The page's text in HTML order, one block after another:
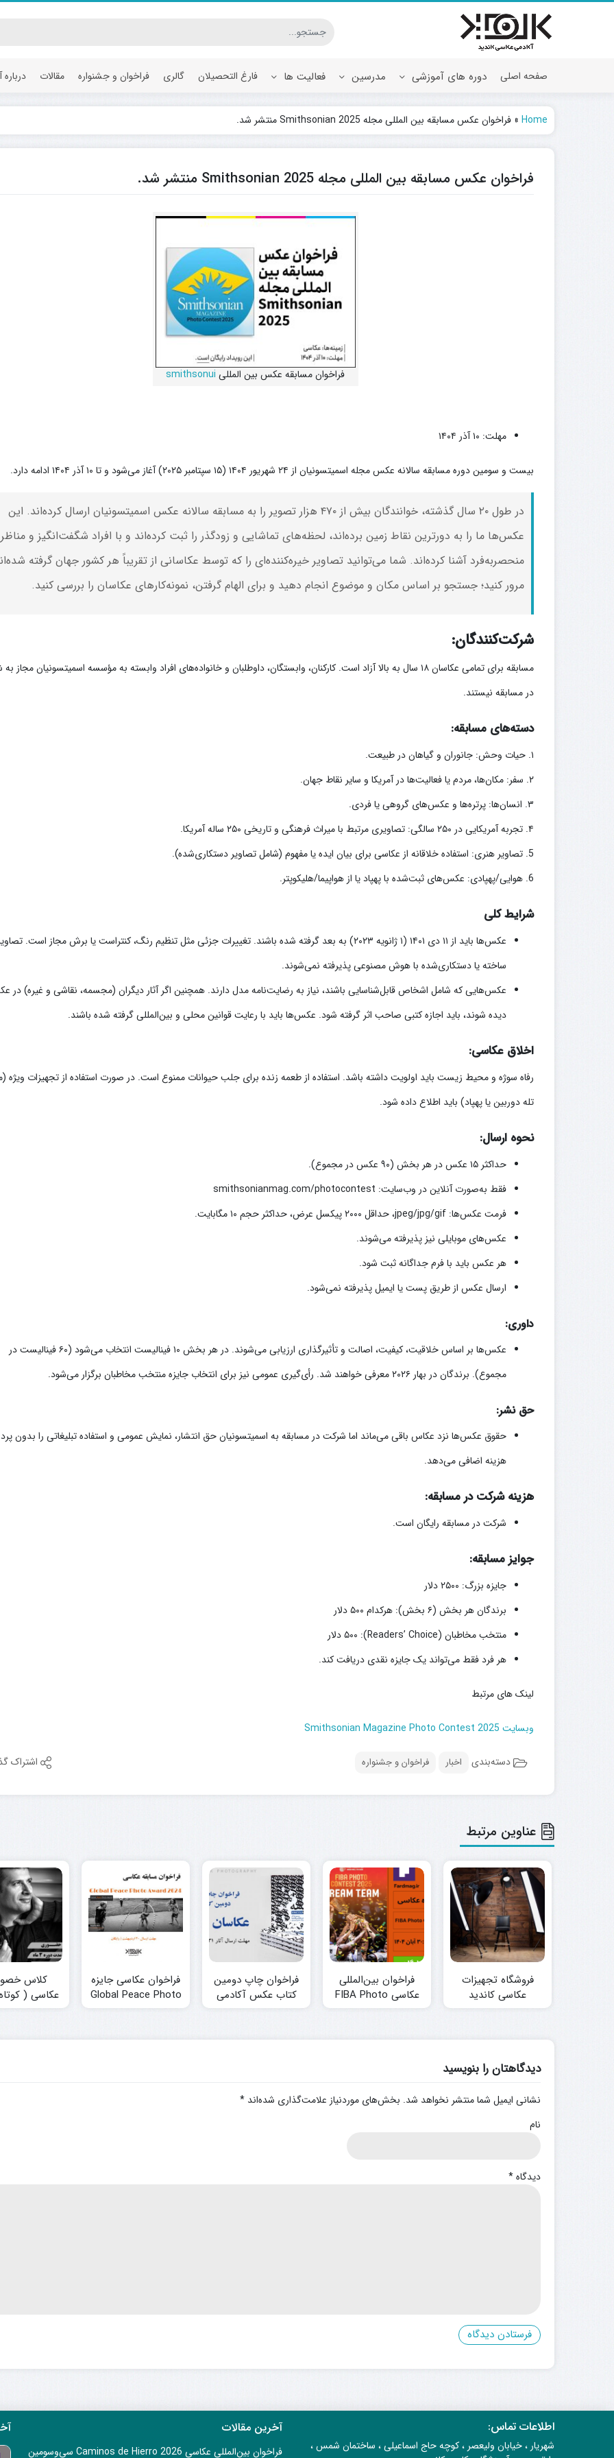
صفحه اصلی دوره های آموزشی مدرسین فعالیت ها فارغ التحصیلان گالری فراخوان و جشنواره مقالات
Home
» فراخوان عکس مسابقه بین المللی مجله Smithsonian 2025 منتشر شد.
فراخوان عکس مسابقه بین المللی مجله Smithsonian 2025 منتشر شد.
فراخوان مسابقه عکس بین المللی smithsonui
مهلت: ۱۰ آذر ۱۴۰۴
بیست و سومین دوره مسابقه سالانه عکس مجله اسمیتسونیان از ۲۴ شهریور ۱۴۰۴ (۱۵ سپتامبر ۲۰۲۵) آغاز می‌شود و تا ۱۰ آذر ۱۴۰۴ ادامه دارد.
در طول ۲۰ سال گذشته، خوانندگان بیش از ۴۷۰ هزار تصویر را به مسابقه سالانه عکس اسمیتسونیان ارسال کرده‌اند. این
عکس‌ها ما را به دورترین نقاط زمین برده‌اند، لحظه‌های تماشایی و زودگذر را ثبت کرده‌اند و با افراد شگفت‌انگیز و مناظر
منحصربه‌فرد آشنا کرده‌اند. شما می‌توانید تصاویر خیره‌کننده‌ای را که توسط عکاسانی از تقریباً هر کشور جهان گرفته
مرور کنید؛ جستجو بر اساس مکان و موضوع انجام دهید و برای الهام گرفتن، نمونه‌کارهای عکاسان را بررسی کنید.
شرکت‌کنندگان:
مسابقه برای تمامی عکاسان ۱۸ سال به بالا آزاد است. کارکنان، وابستگان، داوطلبان و خانواده‌های افراد وابسته به مؤسسه اسمیتسونیان مجاز
در مسابقه نیستند.
دسته‌های مسابقه:
۱. حیات وحش: جانوران و گیاهان در طبیعت.
۲. سفر: مکان‌ها، مردم یا فعالیت‌ها در آمریکا و سایر نقاط جهان.
۳. انسان‌ها: پرتره‌ها و عکس‌های گروهی یا فردی.
۴. تجربه آمریکایی در ۲۵۰ سالگی: تصاویری مرتبط با میراث فرهنگی و تاریخی ۲۵۰ ساله آمریکا.
5. تصاویر هنری: استفاده خلاقانه از عکاسی برای بیان ایده یا مفهوم (شامل تصاویر دستکاری‌شده).
6. هوایی/پهپادی: عکس‌های ثبت‌شده با پهپاد یا از هواپیما/هلیکوپتر.
شرایط کلی
عکس‌ها باید از ۱۱ دی ۱۴۰۱ (۱ ژانویه ۲۰۲۳) به بعد گرفته شده باشند. تغییرات جزئی مثل تنظیم رنگ، کنتراست یا برش مجاز است.
ساخته یا دستکاری‌شده با هوش مصنوعی پذیرفته نمی‌شوند.
عکس‌هایی که شامل اشخاص قابل‌شناسایی باشند، نیاز به رضایت‌نامه مدل دارند. همچنین اگر آثار دیگران (مجسمه، نقاشی و غیره) در
دیده شوند، باید اجازه کتبی صاحب اثر گرفته شود. عکس‌ها باید با رعایت قوانین محلی و بین‌المللی گرفته شده باشند.
اخلاق عکاسی:
رفاه سوژه و محیط زیست باید اولویت داشته باشد. استفاده از طعمه زنده برای جلب حیوانات ممنوع است. در صورت استفاده از تجهیزات ویژه
تله دوربین یا پهپاد) باید اطلاع داده شود.
نحوه ارسال:
حداکثر ۱۵ عکس در هر بخش (۹۰ عکس در مجموع).
فقط به‌صورت آنلاین در وب‌سایت: smithsonianmag.com/photocontest
فرمت عکس‌ها: jpeg/jpg/gif، حداقل ۲۰۰۰ پیکسل عرض، حداکثر حجم ۱۰ مگابایت.
عکس‌های موبایلی نیز پذیرفته می‌شوند.
هر عکس باید با فرم جداگانه ثبت شود.
ارسال عکس از طریق پست یا ایمیل پذیرفته نمی‌شود.
داوری:
عکس‌ها بر اساس خلاقیت، کیفیت، اصالت و تأثیرگذاری ارزیابی می‌شوند. در هر بخش ۱۰ فینالیست انتخاب می‌شود (۶۰ فینالیست در
مجموع). برندگان در بهار ۲۰۲۶ معرفی خواهند شد. رأی‌گیری عمومی نیز برای انتخاب جایزه منتخب مخاطبان برگزار می‌شود.
حق نشر:
حقوق عکس‌ها نزد عکاس باقی می‌ماند اما شرکت در مسابقه به اسمیتسونیان حق انتشار، نمایش عمومی و استفاده تبلیغاتی را بدون
هزینه اضافی می‌دهد.
هزینه شرکت در مسابقه:
شرکت در مسابقه رایگان است.
جوایز مسابقه:
جایزه بزرگ: ۲۵۰۰ دلار
برندگان هر بخش (۶ بخش): هرکدام ۵۰۰ دلار
منتخب مخاطبان (Readers’ Choice): ۵۰۰ دلار
هر فرد فقط می‌تواند یک جایزه نقدی دریافت کند.
لینک های مرتبط
وبسایت Smithsonian Magazine Photo Contest 2025
دسته‌بندی اخبار فراخوان و جشنواره اشتراک
عناوین مرتبط
فروشگاه تجهیزات
عکاسی کاندید
فراخوان بین‌المللی
عکاسی FIBA Photo
Contest 2025
فراخوان چاپ دومین
کتاب عکس آکادمی
کاندید
فراخوان عکاسی جایزه
Global Peace Photo
Award 2024 منتشر
کلاس
عکاسی (
دیدگاهتان را بنویسید
نشانی ایمیل شما منتشر نخواهد شد. بخش‌های موردنیاز علامت‌گذاری شده‌اند *
نام
دیدگاه*
اطلاعات تماس:
شهریار ، خیابان ولیعصر ، کوچه حاج اسماعیلی ، ساختمان شمس ،
آخرین مقالات
فراخوان بین‌المللی عکاسی Caminos de Hierro 2026 سی‌وسومین